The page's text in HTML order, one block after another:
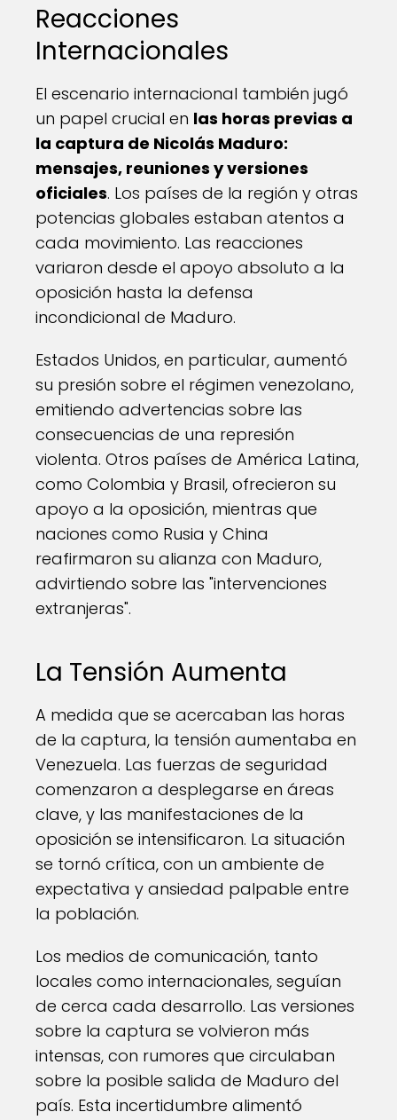
Reacciones
Internacionales
El escenario internacional también jugó
un papel crucial en las horas previas a
la captura de Nicolás Maduro:
mensajes, reuniones y versiones
oficiales. Los países de la región y otras
potencias globales estaban atentos a
cada movimiento. Las reacciones
variaron desde el apoyo absoluto a la
oposición hasta la defensa
incondicional de Maduro.
Estados Unidos, en particular, aumentó
su presión sobre el régimen venezolano,
emitiendo advertencias sobre las
consecuencias de una represión
violenta. Otros países de América Latina,
como Colombia y Brasil, ofrecieron su
apoyo a la oposición, mientras que
naciones como Rusia y China
reafirmaron su alianza con Maduro,
advirtiendo sobre las "intervenciones
extranjeras".
La Tensión Aumenta
A medida que se acercaban las horas
de la captura, la tensión aumentaba en
Venezuela. Las fuerzas de seguridad
comenzaron a desplegarse en áreas
clave, y las manifestaciones de la
oposición se intensificaron. La situación
se tornó crítica, con un ambiente de
expectativa y ansiedad palpable entre
la población.
Los medios de comunicación, tanto
locales como internacionales, seguían
de cerca cada desarrollo. Las versiones
sobre la captura se volvieron más
intensas, con rumores que circulaban
sobre la posible salida de Maduro del
país. Esta incertidumbre alimentó